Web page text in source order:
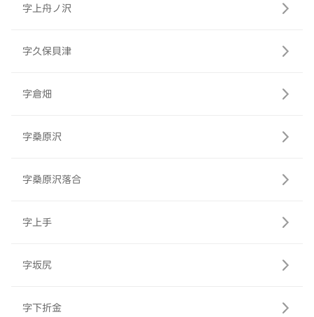
字上舟ノ沢
字久保貝津
字倉畑
字桑原沢
字桑原沢落合
字上手
字坂尻
字下折金